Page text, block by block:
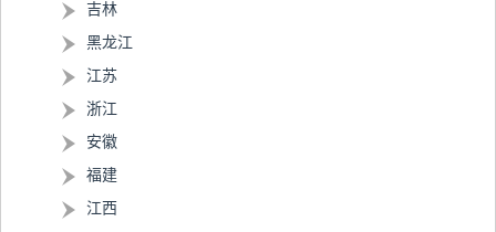
吉林
黑龙江
江苏
浙江
安徽
福建
江西